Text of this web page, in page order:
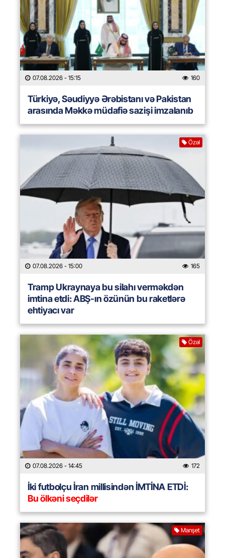
07.08.2026 - 15:15 160
Türkiyə, Səudiyyə Ərəbistanı və Pakistan
arasında Məkkə müdafiə sazişi imzalanıb
Özəl
07.08.2026 - 15:00 165
Tramp Ukraynaya bu silahı verməkdən
imtina etdi: ABŞ-ın özünün bu raketlərə
ehtiyacı var
Özəl
07.08.2026 - 14:45 172
İki futbolçu İran millisindən İMTİNA ETDİ:
Bu ölkəni seçdilər
Manşet